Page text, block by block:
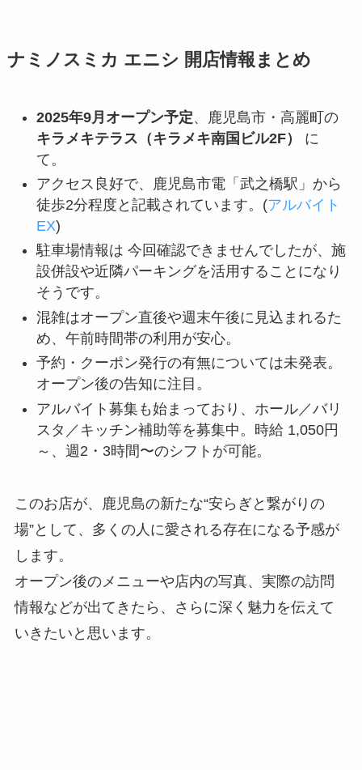
ナミノスミカ エニシ 開店情報まとめ
2025年9月オープン予定、鹿児島市・高麗町の
キラメキテラス（キラメキ南国ビル2F）
に
て。
アクセス良好で、鹿児島市電「武之橋駅」から
徒歩2分程度と記載されています。(アルバイト
EX)
駐車場情報は 今回確認できませんでしたが、施
設併設や近隣パーキングを活用することになり
そうです。
混雑はオープン直後や週末午後に見込まれるた
め、午前時間帯の利用が安心。
予約・クーポン発行の有無については未発表。
オープン後の告知に注目。
アルバイト募集も始まっており、ホール／バリ
スタ／キッチン補助等を募集中。時給 1,050円
～、週2・3時間〜のシフトが可能。
このお店が、鹿児島の新たな“安らぎと繋がりの
場”として、多くの人に愛される存在になる予感が
します。
オープン後のメニューや店内の写真、実際の訪問
情報などが出てきたら、さらに深く魅力を伝えて
いきたいと思います。